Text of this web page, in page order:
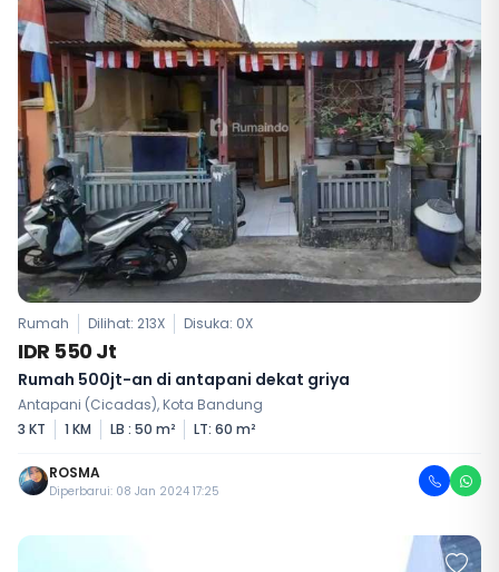
Rumah Dilihat: 213X Disuka: 0X
IDR 550 Jt
Rumah 500jt-an di antapani dekat griya
Antapani (Cicadas), Kota Bandung
3 KT
1 KM LB : 50 m² LT: 60 m²
ROSMA
Diperbarui: 08 Jan 2024 17:25